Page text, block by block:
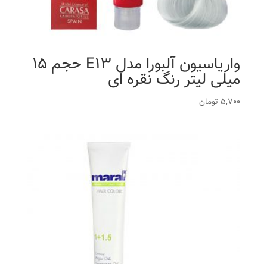
واریاسیون آلبورا مدل E13 حجم 15
میلی لیتر رنگ نقره ای
5,700 تومان